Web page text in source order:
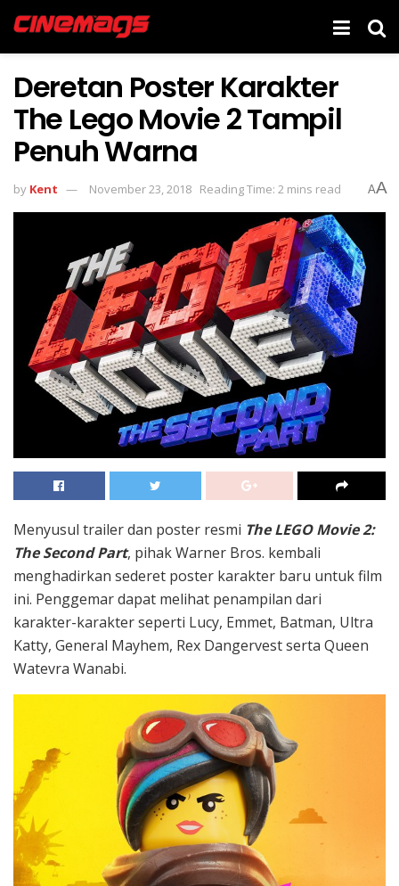
Deretan Poster Karakter
The Lego Movie 2 Tampil
Penuh Warna
by Kent November 23, 2018 Reading Time: 2 mins read AA
Menyusul trailer dan poster resmi The LEGO Movie 2:
The Second Part, pihak Warner Bros. kembali
menghadirkan sederet poster karakter baru untuk film
ini. Penggemar dapat melihat penampilan dari
karakter-karakter seperti Lucy, Emmet, Batman, Ultra
Katty, General Mayhem, Rex Dangervest serta Queen
Watevra Wanabi.